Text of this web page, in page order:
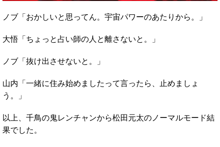
ノブ「おかしいと思ってん。宇宙パワーのあたりから。」
大悟「ちょっと占い師の人と離さないと。」
ノブ「抜け出させないと。」
山内「一緒に住み始めましたって言ったら、止めましょ
う。」
以上、千鳥の鬼レンチャンから松田元太のノーマルモード結
果でした。